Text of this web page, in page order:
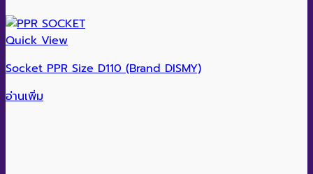
Quick View
Socket PPR Size D110 (Brand DISMY)
อ่านเพิ่ม